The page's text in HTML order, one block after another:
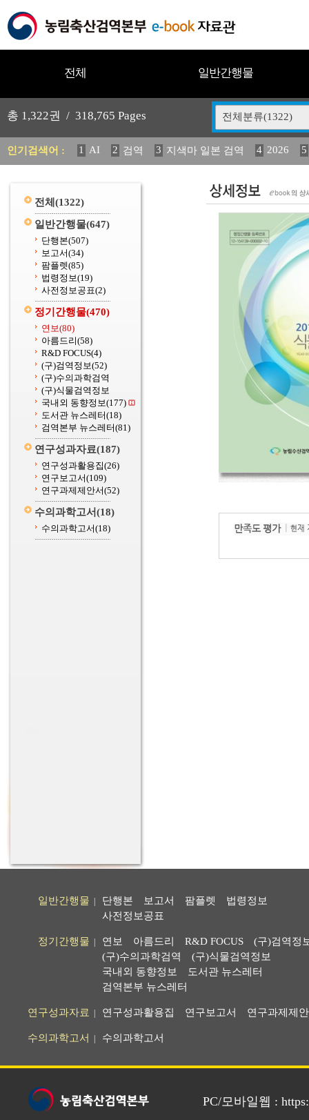
전체 일반간행물
총 1,322권 / 318,765 Pages 전체분류(1322)
인기검색어 : 1 AI 2 검역 3 지색마 일본 검역 4 2026
5
11 2025 12 중독성 식물 도감 13 媛 異 14
전체 (1322)
일반간행물(647)
단행본(507)
보고서(34)
팜플렛(85)
법령정보(19)
사전정보공표(2)
정기간행물(470)
연보(80)
아름드리(58)
R&D FOCUS(4)
(구)검역정보(52)
(구)수의과학검역
(구)식물검역정보
국내외 동향정보(177)
도서관 뉴스레터(18)
검역본부 뉴스레터(81)
연구성과자료(187)
연구성과활용집(26)
연구보고서(109)
연구과제제안서(52)
수의과학고서(18)
수의과학고서(18)
일반간행물 단행본 보고서 팜플렛
법령정보
사전정보공표
정기간행물 연보 아름드리 R&D FOCUS
(구)검역정
(구)수의과학검역
(구)식물검역정보
국내외 동향정보
도서관 뉴스레터
검역본부 뉴스레터
연구성과자료 연구성과활용집 연구보고서 연구과제제
수의과학고서 수의과학고서
PC/모바일웹 :